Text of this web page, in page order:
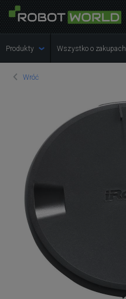
Produkty Wszystko o zakupach
Wróć